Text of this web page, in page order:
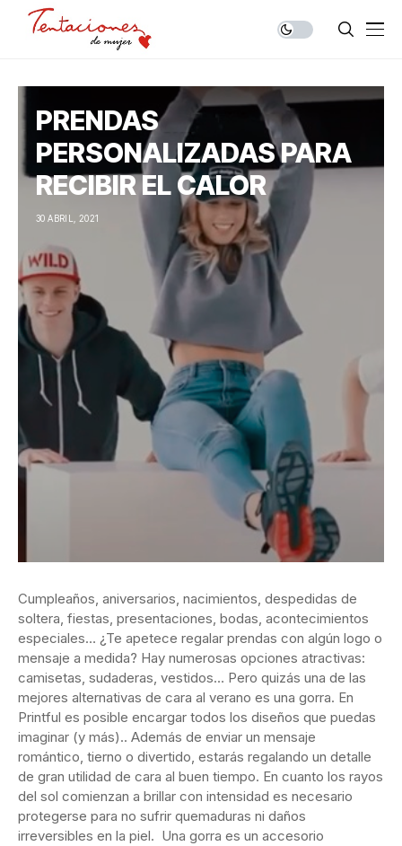
PRENDAS
PERSONALIZADAS PARA
RECIBIR EL CALOR
30 ABRIL, 2021
Cumpleaños, aniversarios, nacimientos, despedidas de
soltera, fiestas, presentaciones, bodas, acontecimientos
especiales… ¿Te apetece regalar prendas con algún logo o
mensaje a medida? Hay numerosas opciones atractivas:
camisetas, sudaderas, vestidos… Pero quizás una de las
mejores alternativas de cara al verano es una gorra. En
Printful es posible encargar todos los diseños que puedas
imaginar (y más).. Además de enviar un mensaje
romántico, tierno o divertido, estarás regalando un detalle
de gran utilidad de cara al buen tiempo. En cuanto los rayos
del sol comienzan a brillar con intensidad es necesario
protegerse para no sufrir quemaduras ni daños
irreversibles en la piel. Una gorra es un accesorio